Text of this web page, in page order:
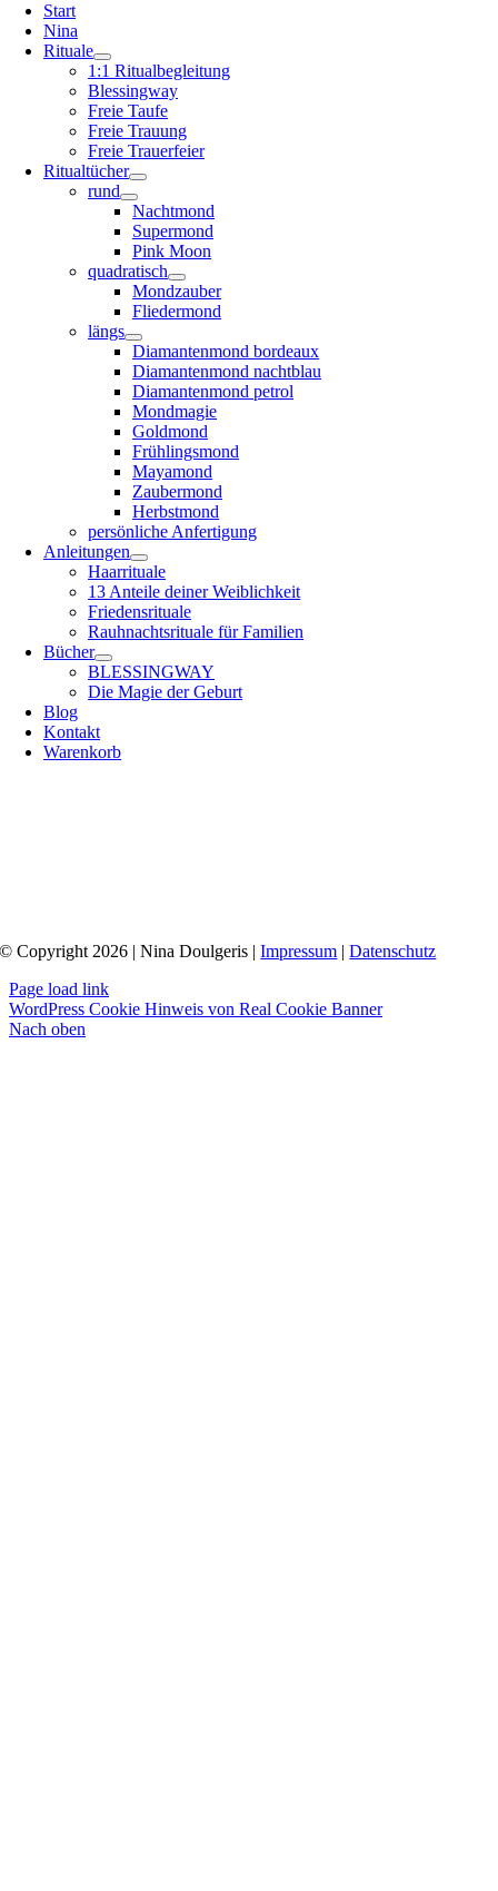
Start
Nina
Rituale
1:1 Ritualbegleitung
Blessingway
Freie Taufe
Freie Trauung
Freie Trauerfeier
Ritualtücher
rund
Nachtmond
Supermond
Pink Moon
quadratisch
Mondzauber
Fliedermond
längs
Diamantenmond bordeaux
Diamantenmond nachtblau
Diamantenmond petrol
Mondmagie
Goldmond
Frühlingsmond
Mayamond
Zaubermond
Herbstmond
persönliche Anfertigung
Anleitungen
Haarrituale
13 Anteile deiner Weiblichkeit
Friedensrituale
Rauhnachtsrituale für Familien
Bücher
BLESSINGWAY
Die Magie der Geburt
Blog
Kontakt
Warenkorb
© Copyright 2026 | Nina Doulgeris |Impressum |Datenschutz
Page load link
WordPress Cookie Hinweis von Real Cookie Banner
Nach oben